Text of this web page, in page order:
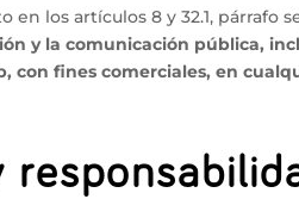
en los artículos 8 y 32.1,
y la comunicación pública,
fines comerciales, en